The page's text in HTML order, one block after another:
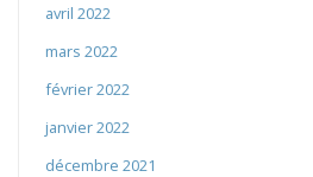
avril 2022
mars 2022
février 2022
janvier 2022
décembre 2021